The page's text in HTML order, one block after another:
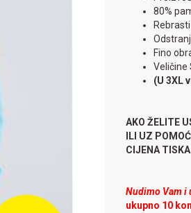
80%
Fino
Veličine
(U 3XL
AKO ŽELITE
ILI UZ
CIJENA
Nudimo Vam i
ukupno 10